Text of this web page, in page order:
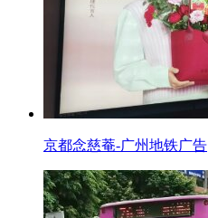
京都念慈菴-广州地铁广告